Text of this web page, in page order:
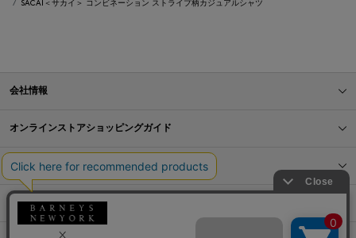
SACAI＜サカイ＞ コンビネーション ストライプ柄カジュアルシャツ
会社情報
オンラインストアショッピングガイド
店舗情報
サービス